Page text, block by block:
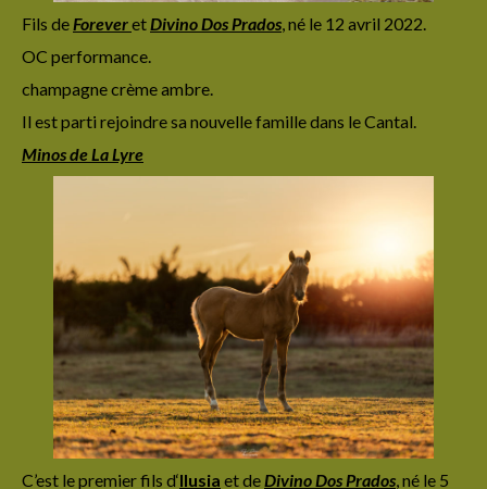
Fils de Foreveret Divino Dos Prados né le 12 avril 2022.
OC performance.
champagne crème ambre.
Il est parti rejoindre sa nouvelle famille dans le Cantal.
Minos de La Lyre
C’est le premier fils d‘Ilusia et de Divino Dos Prados né le 5